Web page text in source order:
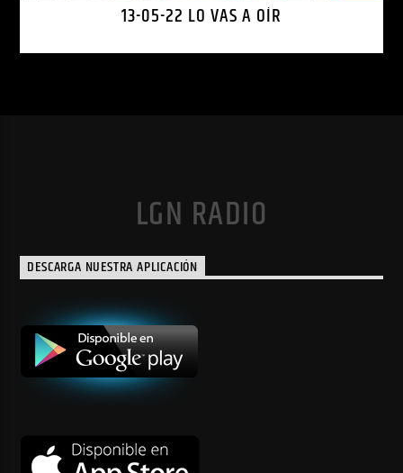
13-05-22 LO VAS A OÍR
LGN RADIO
DESCARGA NUESTRA APLICACIÓN